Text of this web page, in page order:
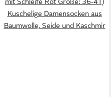
Kuschelige Damensocken aus
Baumwolle, Seide und Kaschmir